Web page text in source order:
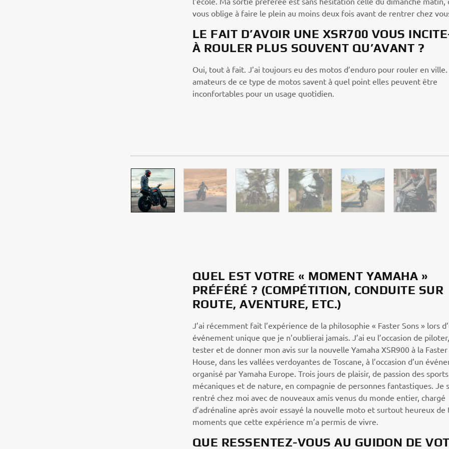
vous oblige à faire le plein au moins deux fois avant de rentrer chez
LE FAIT D’AVOIR UNE XSR700 VOUS
À ROULER PLUS SOUVENT QU’AVANT ?
Oui, tout à fait. J’ai toujours eu des motos d’enduro pour rouler en
amateurs de ce type de motos savent à quel point elles peuvent être
inconfortables pour un usage quotidien.
QUEL EST VOTRE « MOMENT YAMAHA »
PRÉFÉRÉ ? (COMPÉTITION, CONDUITE SUR
ROUTE, AVENTURE, ETC.)
J’ai récemment fait l’expérience de la philosophie « Faster Sons » lors
événement unique que je n’oublierai jamais. J’ai eu l’occasion de
tester et de donner mon avis sur la nouvelle Yamaha XSR900 à la Faster
House, dans les vallées verdoyantes de Toscane, à l’occasion d’un
organisé par Yamaha Europe. Trois jours de plaisir, de passion des sports
mécaniques et de nature, en compagnie de personnes fantastiques. Je
rentré chez moi avec de nouveaux amis venus du monde entier, chargé
d’adrénaline après avoir essayé la nouvelle moto et surtout heureux de
moments que cette expérience m’a permis de vivre.
QUE RESSENTEZ-VOUS AU GUIDON DE